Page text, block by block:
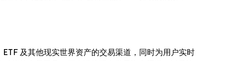
及其他现实世界资产的交易渠道，同时为用户实时